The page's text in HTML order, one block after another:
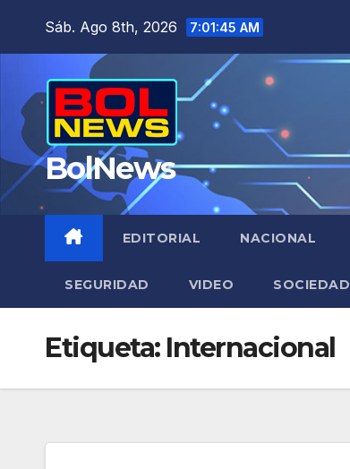
Sáb. Ago 8th, 2026 7:01:46 AM
BolNews
EDITORIAL NACIONAL
SEGURIDAD VIDEO SOCIEDAD
Etiqueta: Internacional